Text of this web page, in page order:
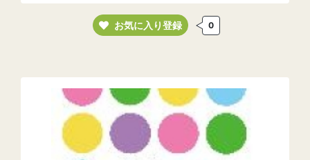
お気に入り登録 0